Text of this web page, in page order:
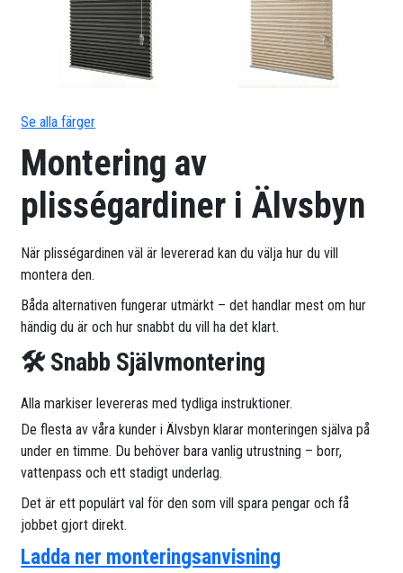
Se alla färger
Montering av
plisségardiner i Älvsbyn
När plisségardinen väl är levererad kan du välja hur du vill
montera den.
Båda alternativen fungerar utmärkt – det handlar mest om hur
händig du är och hur snabbt du vill ha det klart.
🛠 Snabb Självmontering
Alla markiser levereras med tydliga instruktioner.
De flesta av våra kunder i Älvsbyn klarar monteringen själva på
under en timme. Du behöver bara vanlig utrustning – borr,
vattenpass och ett stadigt underlag.
Det är ett populärt val för den som vill spara pengar och få
jobbet gjort direkt.
Ladda ner monteringsanvisning